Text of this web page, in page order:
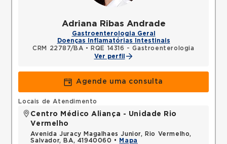
Adriana Ribas Andrade
Gastroenterologia Geral
Doenças Inflamatórias Intestinais
CRM 22787/BA •
RQE 14316 - Gastroenterologia
Ver perfil
Agende uma consulta
Locais de Atendimento
Centro Médico Aliança - Unidade Rio
Vermelho
Avenida Juracy Magalhaes Junior, Rio Vermelho,
Salvador, BA, 41940060 •
Mapa